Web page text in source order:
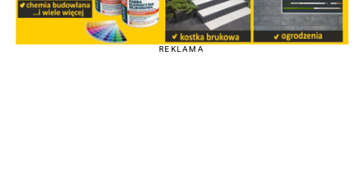
REKLAMA